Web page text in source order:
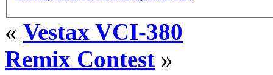
« Vestax VCI-380
Remix Contest »